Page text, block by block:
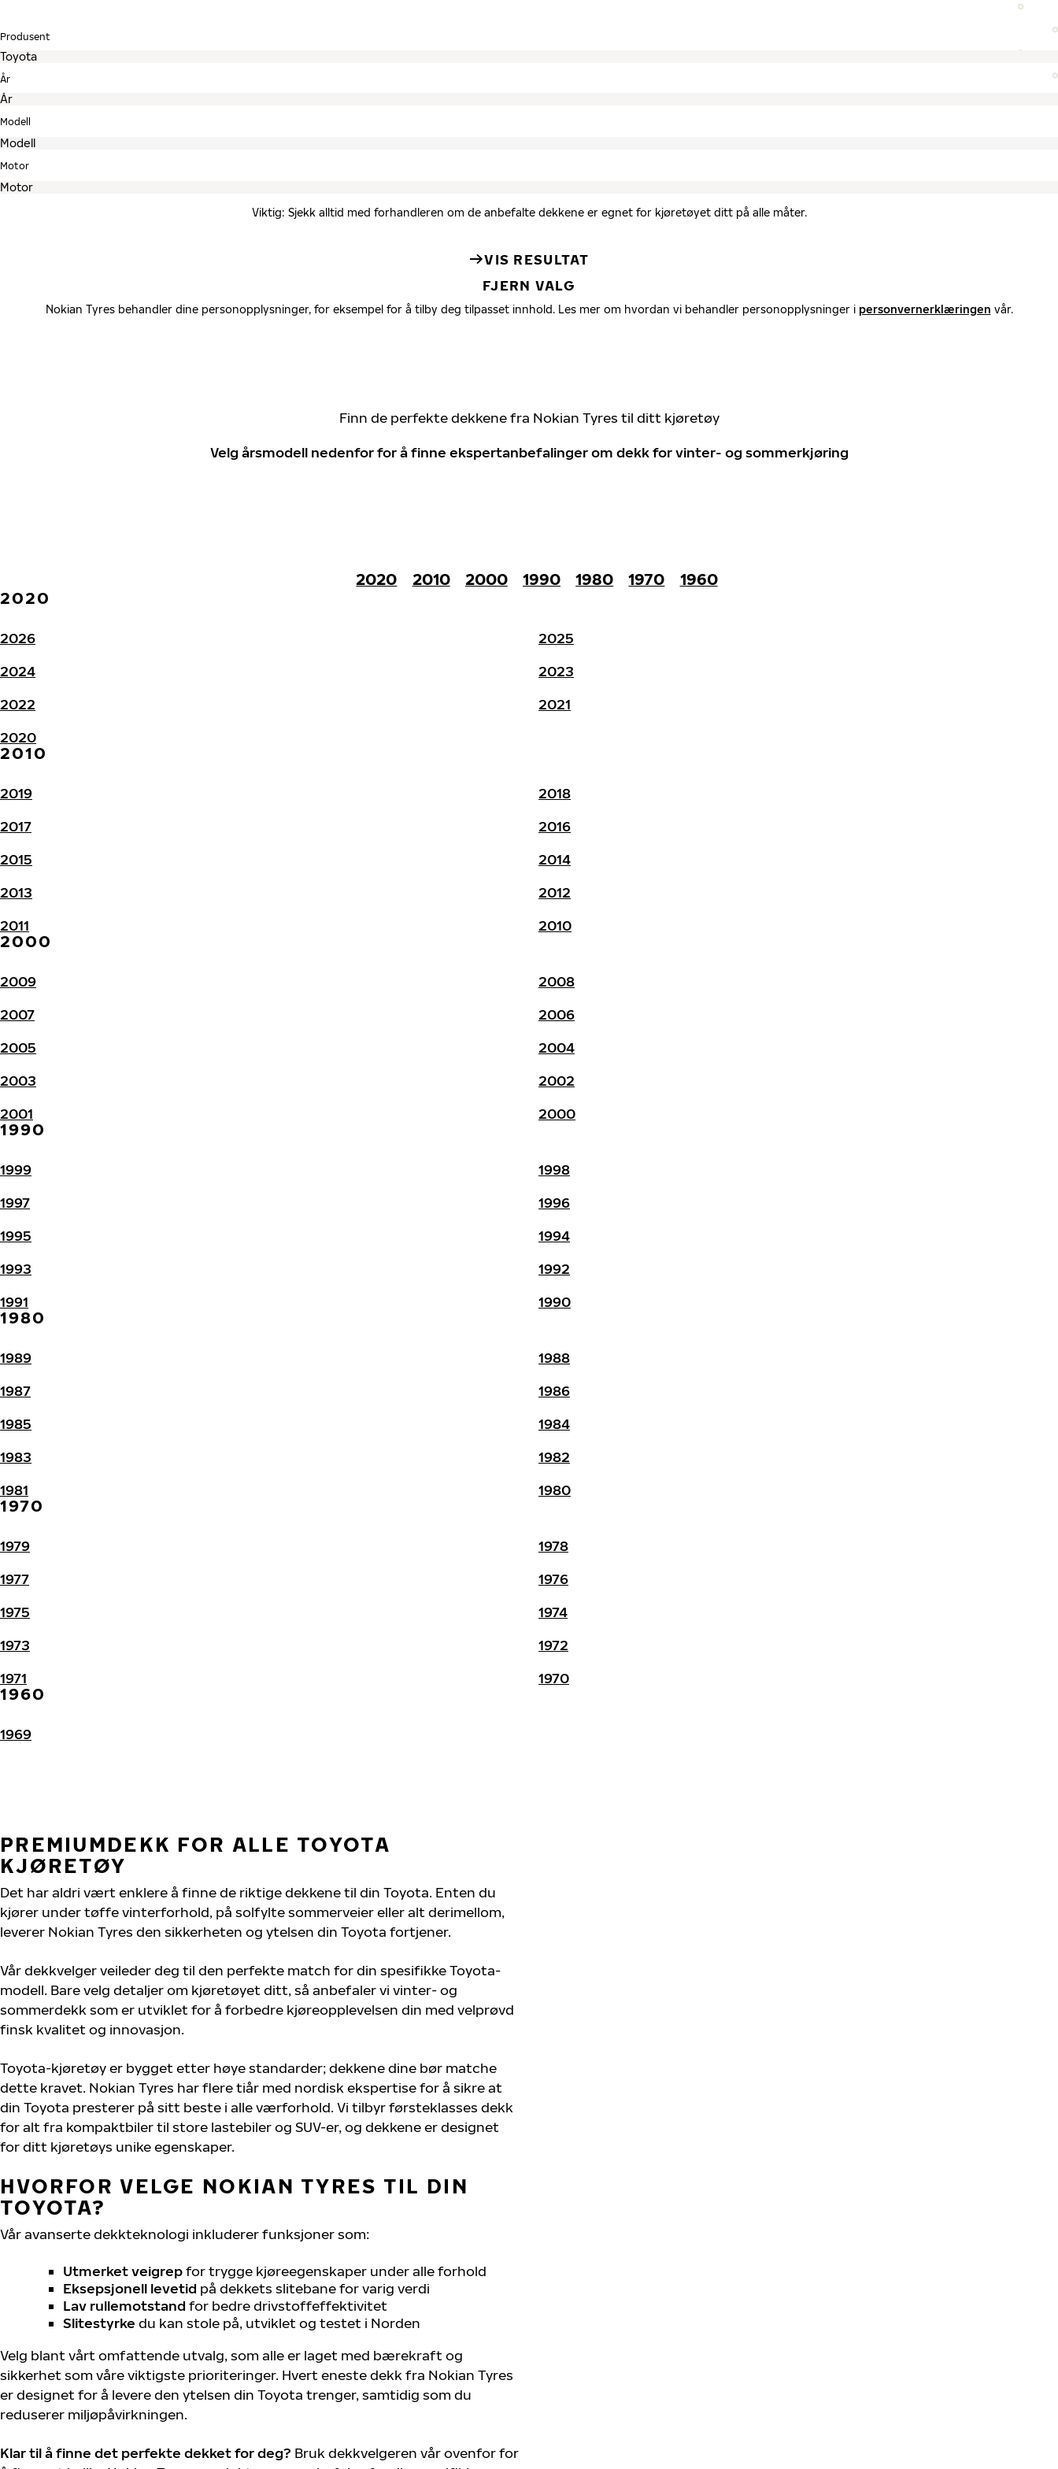
Produsent
År
Modell
Motor
Viktig: Sjekk alltid med forhandleren om de anbefalte dekkene er egnet for kjøretøyet ditt på alle måter.
VIS RESULTAT
FJERN VALG
Nokian Tyres behandler dine personopplysninger, for eksempel for å tilby deg tilpasset innhold. Les mer om hvordan vi behandler personopplysninger i personvernerklæringen vår.
Finn de perfekte dekkene fra Nokian Tyres til ditt kjøretøy
Velg årsmodell nedenfor for å finne ekspertanbefalinger om dekk for vinter- og sommerkjøring
2020 2010 2000 1990 1980 1970
1960
2020
2026
2025
2024
2023
2022
2021
2020
2010
2019
2018
2017
2016
2015
2014
2013
2012
2011
2010
2000
2009
2008
2007
2006
2005
2004
2003
2002
2001
2000
1990
1999
1998
1997
1996
1995
1994
1993
1992
1991
1990
1980
1989
1988
1987
1986
1985
1984
1983
1982
1981
1980
1970
1979
1978
1977
1976
1975
1974
1973
1972
1971
1970
1960
1969
PREMIUMDEKK FOR ALLE TOYOTA
KJØRETØY
Det har aldri vært enklere å finne de riktige dekkene til din Toyota. Enten du
kjører under tøffe vinterforhold, på solfylte sommerveier eller alt derimellom,
leverer Nokian Tyres den sikkerheten og ytelsen din Toyota fortjener.
Vår dekkvelger veileder deg til den perfekte match for din spesifikke Toyota-
modell. Bare velg detaljer om kjøretøyet ditt, så anbefaler vi vinter- og
sommerdekk som er utviklet for å forbedre kjøreopplevelsen din med velprøvd
finsk kvalitet og innovasjon.
Toyota-kjøretøy er bygget etter høye standarder; dekkene dine bør matche
dette kravet. Nokian Tyres har flere tiår med nordisk ekspertise for å sikre at
din Toyota presterer på sitt beste i alle værforhold. Vi tilbyr førsteklasses dekk
for alt fra kompaktbiler til store lastebiler og SUV-er, og dekkene er designet
for ditt kjøretøys unike egenskaper.
HVORFOR VELGE NOKIAN TYRES TIL DIN
TOYOTA?
Vår avanserte dekkteknologi inkluderer funksjoner som:
Utmerket veigrepfor trygge kjøreegenskaper under alle forhold
Eksepsjonell levetid på dekkets slitebane for varig verdi
Lav rullemotstand for bedre drivstoffeffektivitet
Slitestyrke du kan stole på, utviklet og testet i Norden
Velg blant vårt omfattende utvalg, som alle er laget med bærekraft og
sikkerhet som våre viktigste prioriteringer. Hvert eneste dekk fra Nokian Tyres
er designet for å levere den ytelsen din Toyota trenger, samtidig som du
reduserer miljøpåvirkningen.
Klar til å finne det perfekte dekket for deg? Bruk dekkvelgeren vår ovenfor for